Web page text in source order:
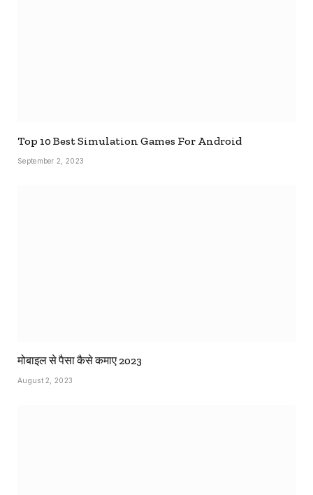
Top 10 Best Simulation Games For Android
September 2, 2023
मोबाइल से पैसा कैसे कमाए 2023
August 2, 2023